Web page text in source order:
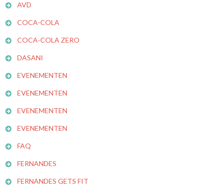
AVD
COCA-COLA
COCA-COLA ZERO
DASANI
EVENEMENTEN
EVENEMENTEN
EVENEMENTEN
EVENEMENTEN
FAQ
FERNANDES
FERNANDES GETS FIT